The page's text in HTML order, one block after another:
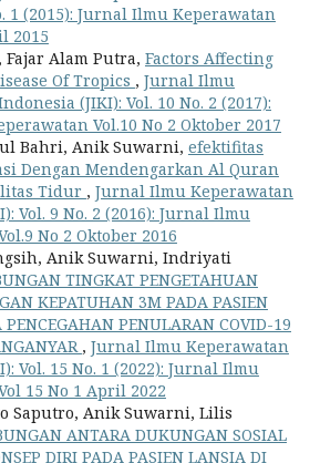
1 (2015): Jurnal Ilmu Keperawatan
2015
Alam Putra, Factors Affecting
Of Tropics , Jurnal Ilmu
(JIKI): Vol. 10 No. 2 (2017):
Vol.10 No 2 Oktober 2017
Bahri, Anik Suwarni, efektifitas
Dengan Mendengarkan Al Quran
Tidur , Jurnal Ilmu Keperawatan
Vol. 9 No. 2 (2016): Jurnal Ilmu
No 2 Oktober 2016
Anik Suwarni, Indriyati
TINGKAT PENGETAHUAN
KEPATUHAN 3M PADA PASIEN
PENULARAN COVID-19
, Jurnal Ilmu Keperawatan
Vol. 15 No. 1 (2022): Jurnal Ilmu
15 No 1 April 2022
Saputro, Anik Suwarni, Lilis
ANTARA DUKUNGAN SOSIAL
DIRI PADA PASIEN LANSIA DI